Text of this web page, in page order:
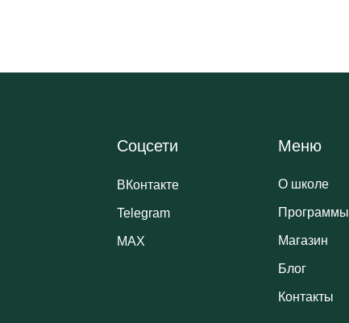
Меню
О школе
Программы
Магазин
Блог
Контакты
Соцсети
ВКонтакте
Telegram
MAX